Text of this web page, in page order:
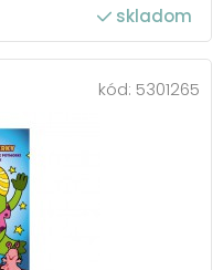
skladom
kód: 5301265